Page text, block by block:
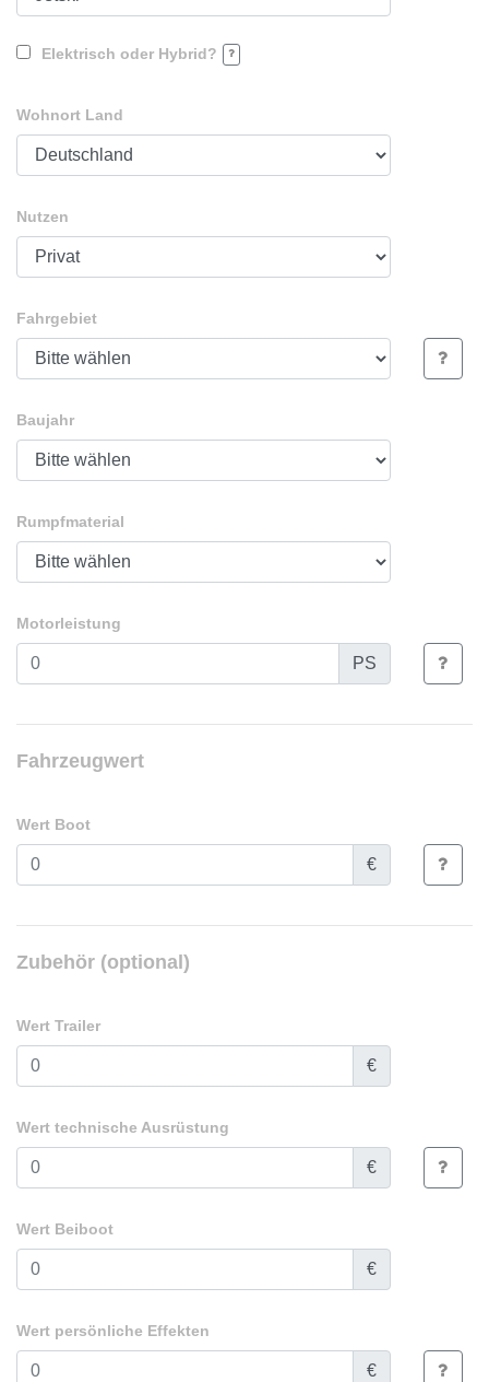
Elektrisch oder Hybrid?
Wohnort Land
Nutzen
Fahrgebiet
Baujahr
Rumpfmaterial
Motorleistung
PS
Fahrzeugwert
Wert Boot
€
Zubehör (optional)
Wert Trailer
€
Wert technische Ausrüstung
€
Wert Beiboot
€
Wert persönliche Effekten
€